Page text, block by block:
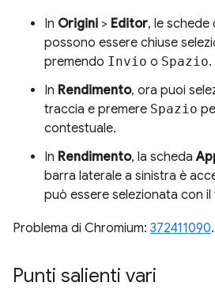
In Origini > Editor, le schede
possono essere chiuse
premendo Invio o Spazio.
In Rendimento, ora puoi
traccia e premere Spazio
contestuale.
In Rendimento, la scheda
barra laterale a sinistra è
può essere selezionata con il
Problema di Chromium: 372411090.
Punti salienti vari